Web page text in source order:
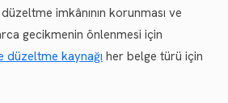
imkânının korunması ve
gecikmenin önlenmesi için
düzeltme kaynağı her belge türü için